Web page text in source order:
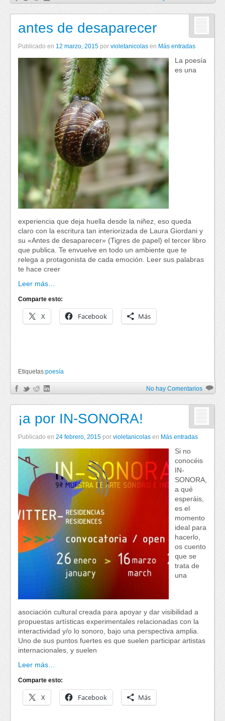
antes de desaparecer
Publicado en 12 marzo, 2015 por violetanicolas en Más entradas
La poesía
es una
experiencia que deja huella desde la niñez, eso queda
claro con la escritura tan interiorizada de Laura Giordani y
su «Antes de desaparecer» (Tigres de papel) el tercer libro
que publica. Te envuelve en todo un ambiente que te
relega a protagonista de cada emoción. Leer sus palabras
te hace creer
Leer más…
Comparte esto:
X Facebook Más
Etiquetas:poesía
No hay Comentarios
¡a por IN-SONORA!
Publicado en 24 febrero, 2015 por violetanicolas en Más entradas
Si no
conocéis
IN-
SONORA,
a qué
esperáis,
es el
momento
ideal para
hacerlo,
os cuento
que se
trata de
una
asociación cultural creada para apoyar y dar visibilidad a
propuestas artísticas experimentales relacionadas con la
interactividad y/o lo sonoro, bajo una perspectiva amplia.
Uno de sus puntos fuertes es que suelen participar artistas
internacionales, y suelen
Leer más…
Comparte esto:
X Facebook Más